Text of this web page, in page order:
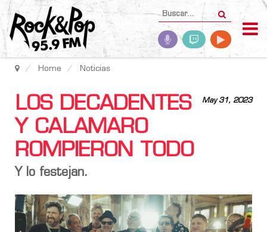
Home Noticias
May 31, 2023
LOS DECADENTES
Y CALAMARO
ROMPIERON TODO
Y lo festejan.